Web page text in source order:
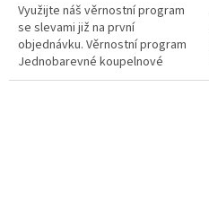
Využijte náš věrnostní program
se slevami již na první
objednávku. Věrnostní program
Jednobarevné koupelnové
předložky s vlasem vysokým